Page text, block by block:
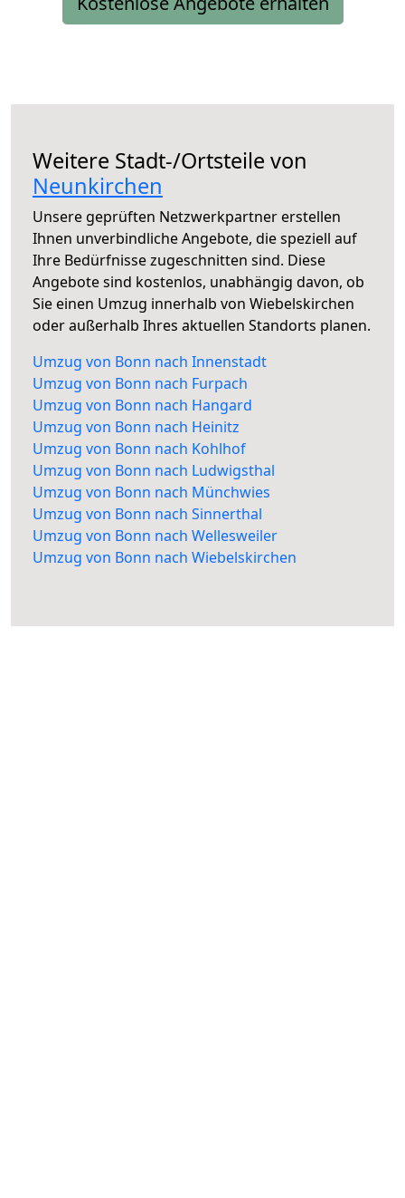
Weitere Stadt-/Ortsteile von
Neunkirchen
Unsere geprüften Netzwerkpartner erstellen
Ihnen unverbindliche Angebote, die speziell auf
Ihre Bedürfnisse zugeschnitten sind. Diese
Angebote sind kostenlos, unabhängig davon, ob
Sie einen Umzug innerhalb von Wiebelskirchen
oder außerhalb Ihres aktuellen Standorts planen.
Umzug von Bonn nach Innenstadt
Umzug von Bonn nach Furpach
Umzug von Bonn nach Hangard
Umzug von Bonn nach Heinitz
Umzug von Bonn nach Kohlhof
Umzug von Bonn nach Ludwigsthal
Umzug von Bonn nach Münchwies
Umzug von Bonn nach Sinnerthal
Umzug von Bonn nach Wellesweiler
Umzug von Bonn nach Wiebelskirchen